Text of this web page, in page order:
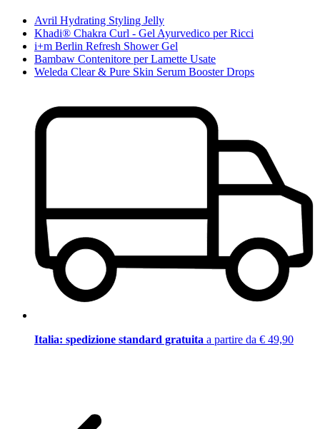
Avril Hydrating Styling Jelly
Khadi® Chakra Curl - Gel Ayurvedico per Ricci
i+m Berlin Refresh Shower Gel
Bambaw Contenitore per Lamette Usate
Weleda Clear & Pure Skin Serum Booster Drops
Italia: spedizione standard gratuita a partire da € 49,90